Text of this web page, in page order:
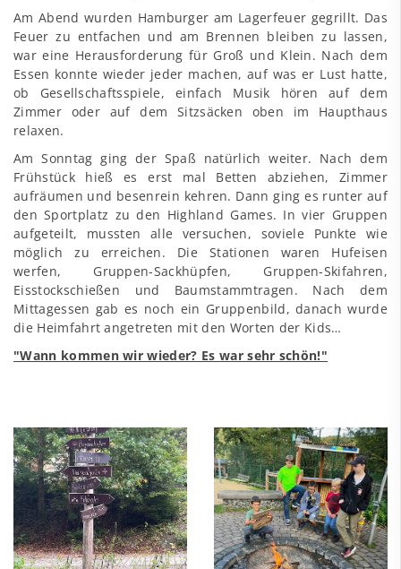
Am Abend wurden Hamburger am Lagerfeuer gegrillt. Das
Feuer zu entfachen und am Brennen bleiben zu lassen,
war eine Herausforderung für Groß und Klein. Nach dem
Essen konnte wieder jeder machen, auf was er Lust hatte,
ob Gesellschaftsspiele, einfach Musik hören auf dem
Zimmer oder auf dem Sitzsäcken oben im Haupthaus
relaxen.
Am Sonntag ging der Spaß natürlich weiter. Nach dem
Frühstück hieß es erst mal Betten abziehen, Zimmer
aufräumen und besenrein kehren. Dann ging es runter auf
den Sportplatz zu den Highland Games. In vier Gruppen
aufgeteilt, mussten alle versuchen, soviele Punkte wie
möglich zu erreichen. Die Stationen waren Hufeisen
werfen, Gruppen-Sackhüpfen, Gruppen-Skifahren,
Eisstockschießen und Baumstammtragen. Nach dem
Mittagessen gab es noch ein Gruppenbild, danach wurde
die Heimfahrt angetreten mit den Worten der Kids…
"Wann kommen wir wieder? Es war sehr schön!"